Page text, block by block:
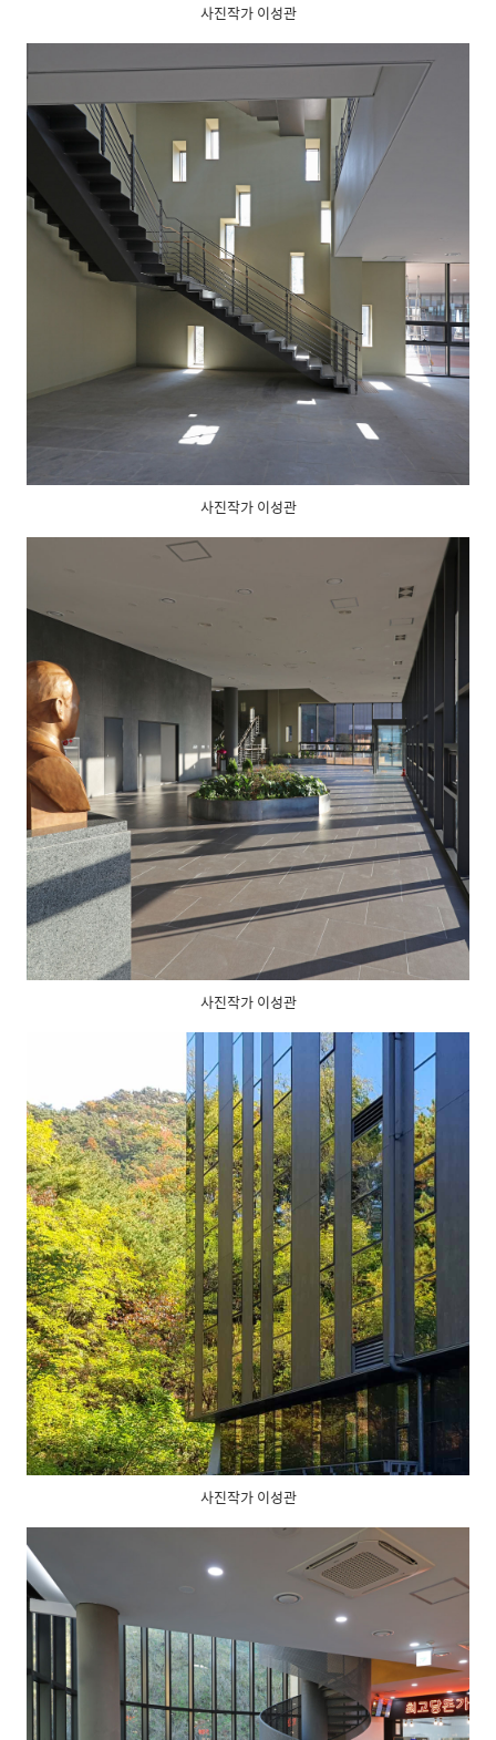
사진작가 이성관
사진작가 이성관
사진작가 이성관
사진작가 이성관